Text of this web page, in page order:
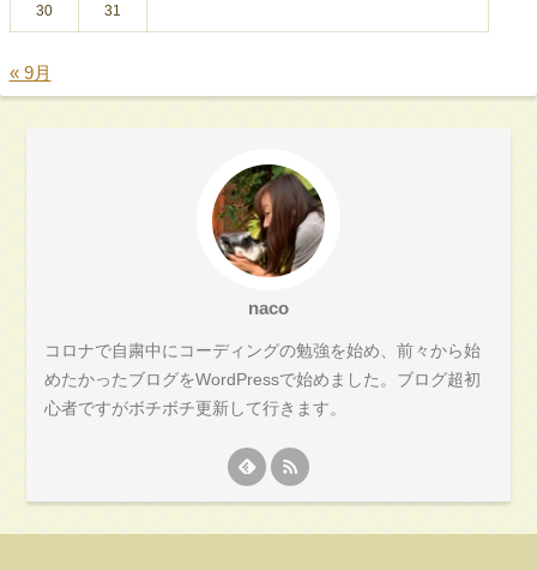
30 31
« 9月
naco
コロナで自粛中にコーディングの勉強を始め、前々から始
めたかったブログをWordPressで始めました。ブログ超初
心者ですがボチボチ更新して行きます。